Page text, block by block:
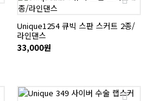
Unique1254 큐빅 스판 스커트 2종/
라인댄스
33,000원